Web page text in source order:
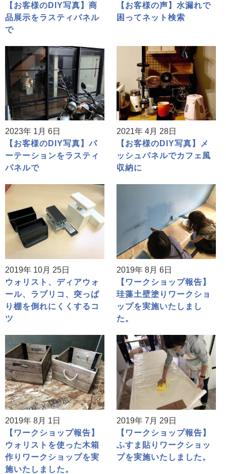
【お客様のDIY写真】商
品展示をラスティパネル
で
【お客様の声】水漏れで
困ってネット検索
2023年 1月 6日
【お客様のDIY写真】パ
ーテーションをラスティ
パネルで
2021年 4月 28日
【お客様のDIY写真】メ
ッシュパネルでカフェ風
収納に
2019年 10月 25日
ウォリスト、ディアウォ
ール、ラブリコ、突っぱ
り棚を倒れにくくするコ
ツ
2019年 8月 6日
【ワークショップ報告】
珪藻土壁塗りワークショ
ップを実施いたしまし
た。
2019年 8月 1日
【ワークショップ報告】
ウォリストを使った木箱
作りワークショップを実
施いたしました。
2019年 7月 29日
【ワークショップ報告】
ふすま貼りワークショッ
プを実施いたしました。